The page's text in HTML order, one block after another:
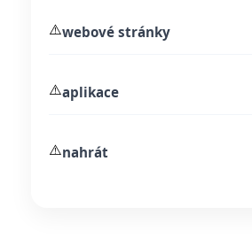
⚠️webové stránky
⚠️aplikace
⚠️nahrát